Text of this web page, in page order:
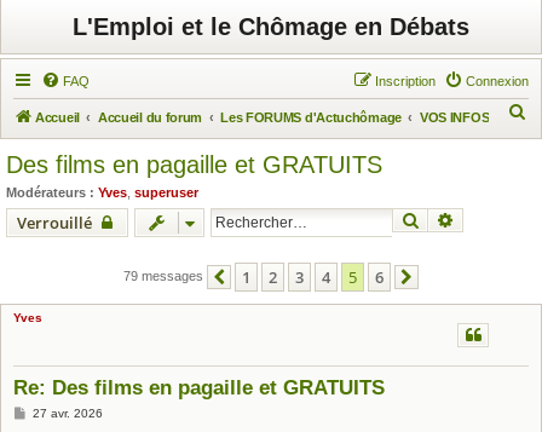
L'Emploi et le Chômage en Débats
FAQ Connexion
Inscription
Accueil Accueil du forum Les FORUMS d'Actuchômage VOS INFOS
Des films en pagaille et GRATUITS
Modérateurs : Yves superuser
Verrouillé Rechercher
79 messages Précédent
1 2 3 4 5 6
Yves
Re: Des films en pagaille et GRATUITS
M27 avr. 2026